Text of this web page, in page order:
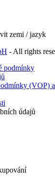
zemi / jazyk
- All rights
podmínky
(VOP)
údajů